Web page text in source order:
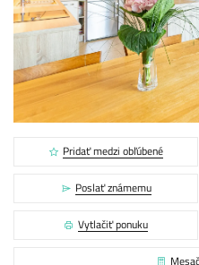
Pridať medzi obľúbené
Poslať známemu
Vytlačiť ponuku